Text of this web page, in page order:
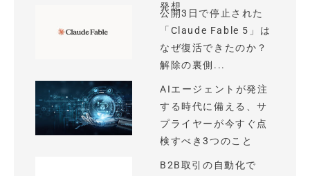
発想
公開3日で停止された
「Claude Fable 5」は
なぜ復活できたのか？
解除の裏側...
AIエージェントが発注
する時代に備える、サ
プライヤーが今すぐ点
検すべき3つのこと
B2B取引の自動化で